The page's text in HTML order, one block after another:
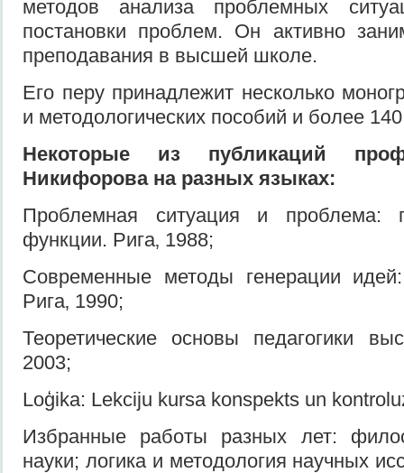
методов анализа проблемных
постановки проблем. Он активно
преподавания в высшей школе.
Его перу принадлежит несколько
и методологических пособий и более
Некоторые из публикаций
Никифорова на разных языках:
Проблемная ситуация и проблема:
функции. Рига‚ 1988;
Современные методы генерации
Рига‚ 1990;
Теоретические основы педагогики
2003;
Loģika: Lekciju kursa konspekts un
Избранные работы разных лет:
науки; логика и методология научных